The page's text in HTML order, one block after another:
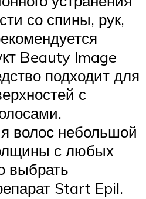
со спины, рук,
Beauty Image
подходит для
с
волос небольшой
с любых
выбрать
Start Epil.